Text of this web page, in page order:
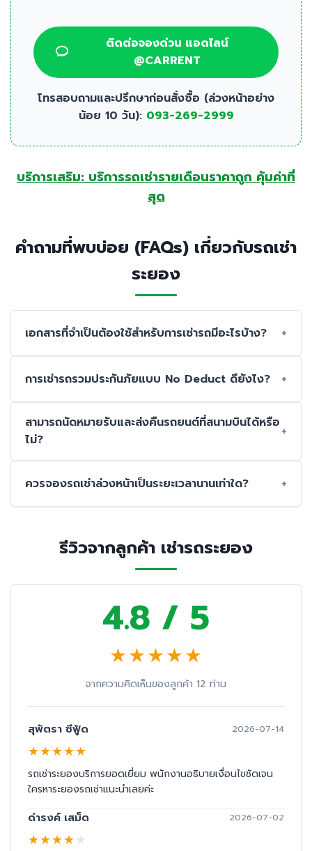
ติดต่อจองด่วน แอดไลน์
@CARRENT
โทรสอบถามและปรึกษาก่อนสั่งซื้อ (ล่วงหน้าอย่าง
น้อย 10 วัน): 093-269-2999
บริการเสริม: บริการรถเช่ารายเดือนราคาถูก คุ้มค่าที่
สุด
คำถามที่พบบ่อย (FAQs) เกี่ยวกับรถเช่า
ระยอง
เอกสารที่จำเป็นต้องใช้สำหรับการเช่ารถมีอะไรบ้าง?
การเช่ารถรวมประกันภัยแบบ No Deduct ดียังไง?
สามารถนัดหมายรับและส่งคืนรถยนต์ที่สนามบินได้หรือ
ไม่?
ควรจองรถเช่าล่วงหน้าเป็นระยะเวลานานเท่าใด?
รีวิวจากลูกค้า เช่ารถระยอง
4.8 / 5
★★★★★
จากความคิดเห็นของลูกค้า 12 ท่าน
สุพัตรา ซีฟู้ด 2026-07-14
★★★★★
รถเช่าระยองบริการยอดเยี่ยม พนักงานอธิบายเงื่อนไขชัดเจน
ใครหาระยองรถเช่าแนะนำเลยค่ะ
ดำรงค์ เสม็ด 2026-07-02
★★★★★